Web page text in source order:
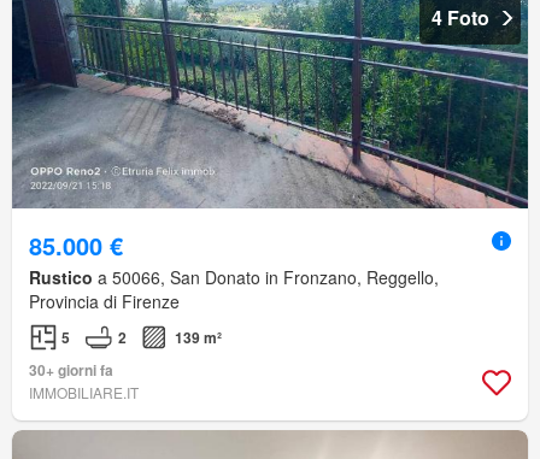
4 Foto
85.000 €
Rustico a 50066, San Donato in Fronzano, Reggello,
Provincia di Firenze
5 2
139 m²
30+ giorni fa
IMMOBILIARE.IT